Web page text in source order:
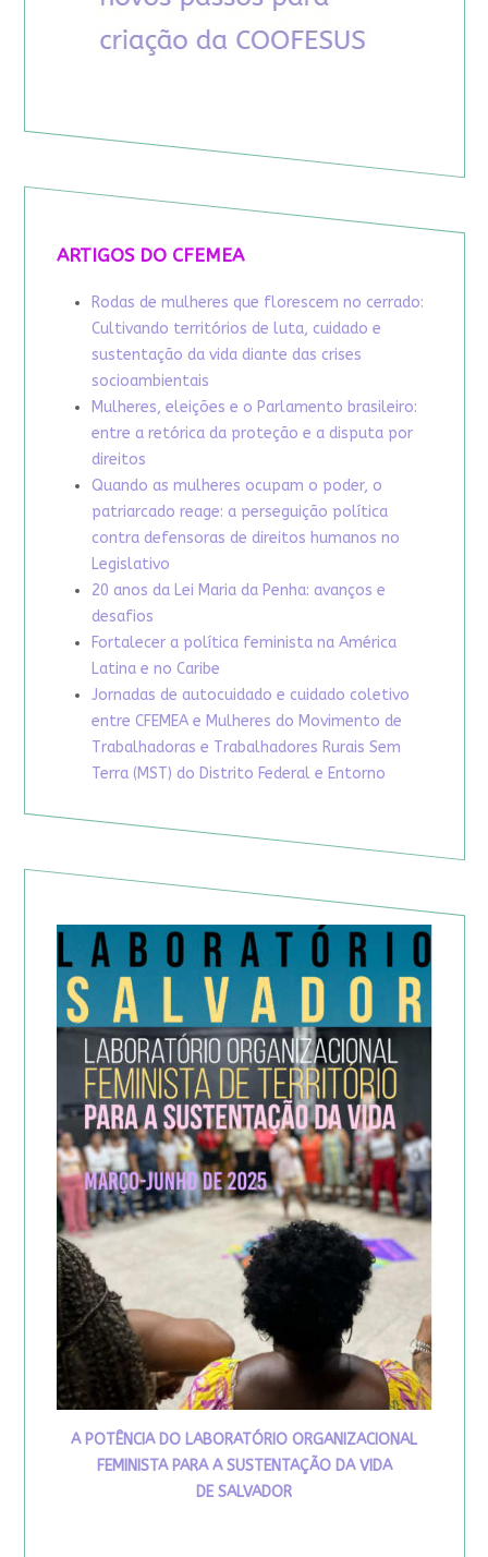
ARTIGOS DO CFEMEA
Rodas de mulheres que florescem no cerrado:
Cultivando territórios de luta, cuidado e
sustentação da vida diante das crises
socioambientais
Mulheres, eleições e o Parlamento brasileiro:
entre a retórica da proteção e a disputa por
direitos
Quando as mulheres ocupam o poder, o
patriarcado reage: a perseguição política
contra defensoras de direitos humanos no
Legislativo
20 anos da Lei Maria da Penha: avanços e
desafios
Fortalecer a política feminista na América
Latina e no Caribe
Jornadas de autocuidado e cuidado coletivo
entre CFEMEA e Mulheres do Movimento de
Trabalhadoras e Trabalhadores Rurais Sem
Terra (MST) do Distrito Federal e Entorno
A POTÊNCIA DO LABORATÓRIO ORGANIZACIONAL
FEMINISTA PARA A SUSTENTAÇÃO DA VIDA
DE SALVADOR